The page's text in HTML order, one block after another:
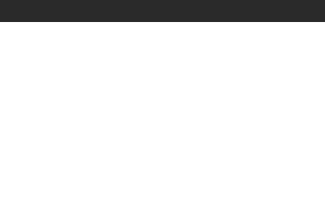
終了しました | LINE占い